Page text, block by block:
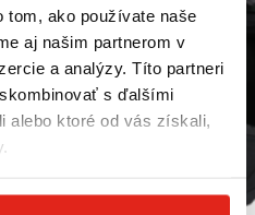
tom, ako používate naše
aj našim partnerom v
a analýzy. Títo partneri
s ďalšími
alebo ktoré od vás získali,